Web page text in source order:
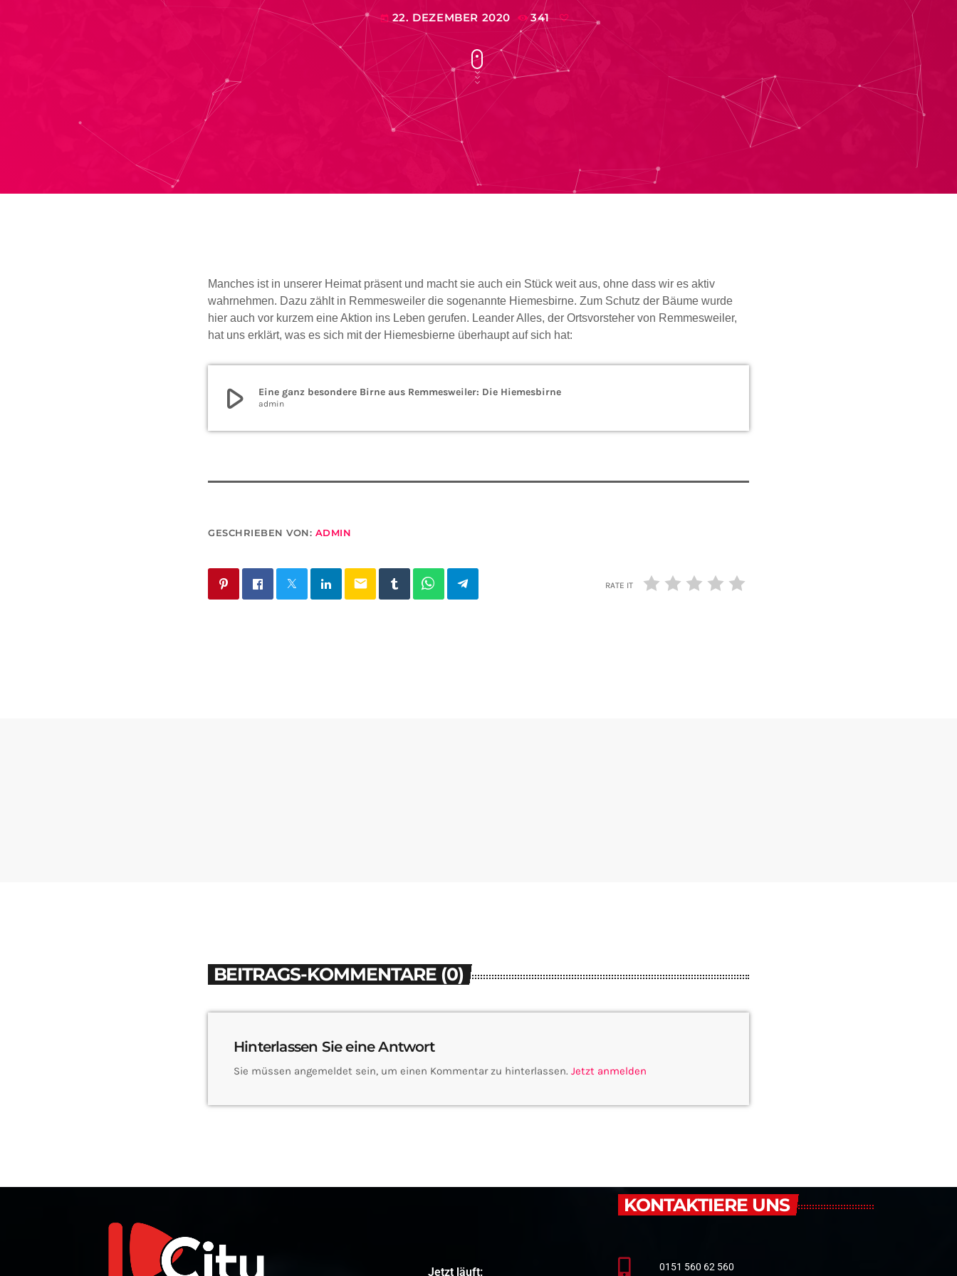
today 22. DEZEMBER 2020 341
Manches ist in unserer Heimat präsent und macht sie auch ein Stück weit aus, ohne dass wir es aktiv
wahrnehmen. Dazu zählt in Remmesweiler die sogenannte Hiemesbirne. Zum Schutz der Bäume wurde
hier auch vor kurzem eine Aktion ins Leben gerufen. Leander Alles, der Ortsvorsteher von Remmesweiler,
hat uns erklärt, was es sich mit der Hiemesbierne überhaupt auf sich hat:
play_arrow Eine ganz besondere Birne aus Remmesweiler: Die Hiemesbirne
admin
GESCHRIEBEN VON: ADMIN
email RATE IT
BEITRAGS-KOMMENTARE (0)
Hinterlassen Sie eine Antwort
Sie müssen angemeldet sein, um einen Kommentar zu hinterlassen. Jetzt anmelden
Jetzt läuft:
KONTAKTIERE UNS
0151 560 62 560